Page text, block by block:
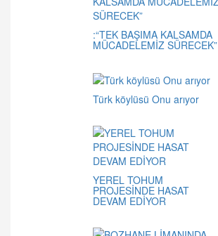
:“TEK BAŞIMA KALSAMDA
MÜCADELEMİZ SÜRECEK”
Türk köylüsü Onu arıyor
YEREL TOHUM
PROJESİNDE HASAT
DEVAM EDİYOR